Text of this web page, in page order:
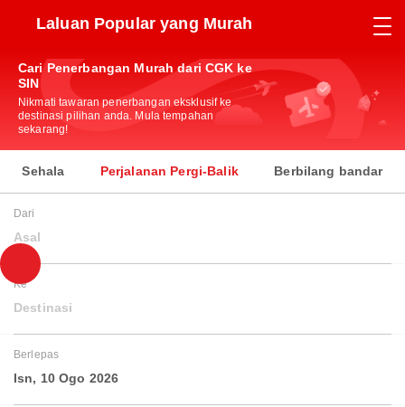
Laluan Popular yang Murah
Cari Penerbangan Murah dari CGK ke
SIN
Nikmati tawaran penerbangan eksklusif ke
destinasi pilihan anda. Mula tempahan
sekarang!
Sehala Perjalanan Pergi-Balik Berbilang bandar
Dari
Asal
Ke
Destinasi
Berlepas
Isn, 10 Ogo 2026